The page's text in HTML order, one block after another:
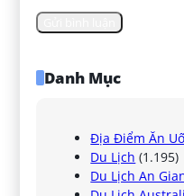
Danh Mục
Địa Điểm Ăn
Du Lịch (1.195)
Du Lịch An